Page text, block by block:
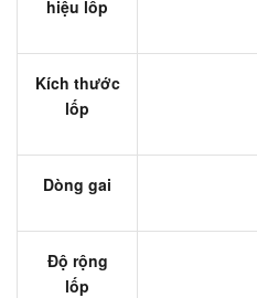
hiệu lốp
Kích thước
lốp
Dòng gai
Độ rộng
lốp